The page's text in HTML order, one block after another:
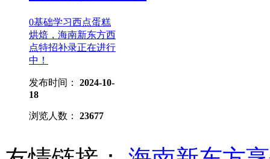
0基础学习西点蛋糕
烘焙，海南新东方西
点特招补录正在进行
中！
发布时间： 2024-10-
18
浏览人数： 23677